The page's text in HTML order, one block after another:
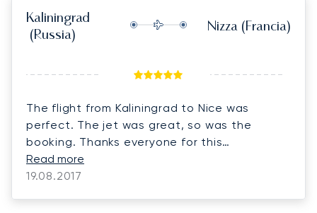
Kaliningrad
(Russia)
Nizza (Francia)
The flight from Kaliningrad to Nice was
perfect. The jet was great, so was the
booking. Thanks everyone for this
experience.
Read more
19.08.2017